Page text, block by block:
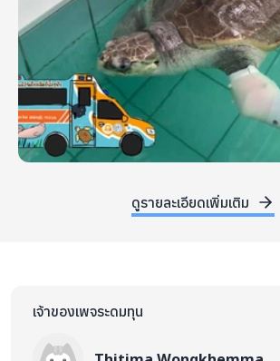
ดูรายละเอียดเพิ่มเติม
เจ้าของเพจระดมทุน